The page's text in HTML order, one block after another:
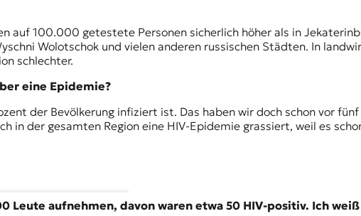
auf 100.000 getestete Personen sicherlich höher als in
Wolotschok und vielen anderen russischen Städten. In
schlechter.
eine Epidemie?
der Bevölkerung infiziert ist. Das haben wir doch schon vor
in der gesamten Region eine HIV-Epidemie grassiert, weil es
Leute aufnehmen, davon waren etwa 50 HIV-positiv. Ich